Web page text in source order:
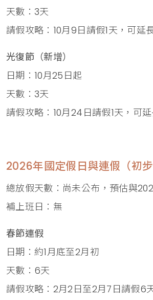
天數：3天
請假攻略：10月9日請假1天，可延
光復節（新增）
日期：10月25日起
天數：3天
請假攻略：10月24日請假1天，可
2026年國定假日與連假（初步
總放假天數：尚未公布，預估與
補上班日：無
春節連假
日期：約1月底至2月初
天數：6天
請假攻略：2月2日至2月7日請假6